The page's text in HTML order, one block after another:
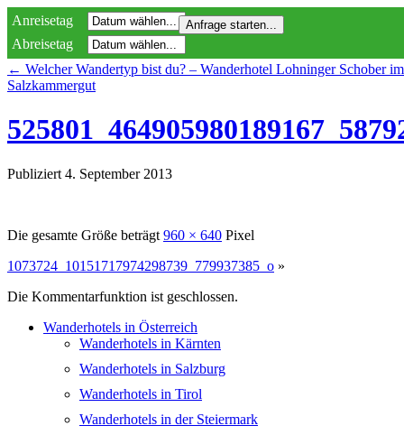
Anreisetag
Abreisetag
← Welcher Wandertyp bist du? – Wanderhotel Lohninger Schober im
Salzkammergut
Publiziert 4. September 2013
Die gesamte Größe beträgt 960 × 640 Pixel
1073724_10151717974298739_779937385_o »
Die Kommentarfunktion ist geschlossen.
Wanderhotels in Österreich
Wanderhotels in Kärnten
Wanderhotels in Salzburg
Wanderhotels in Tirol
Wanderhotels in der Steiermark